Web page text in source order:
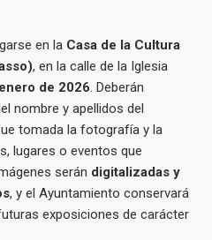
en la Casa de la Cultura
, en la calle de la Iglesia
de 2026. Deberán
nombre y apellidos del
tomada la fotografía y la
lugares o eventos que
serán digitalizadas y
, y el Ayuntamiento conservará
exposiciones de carácter